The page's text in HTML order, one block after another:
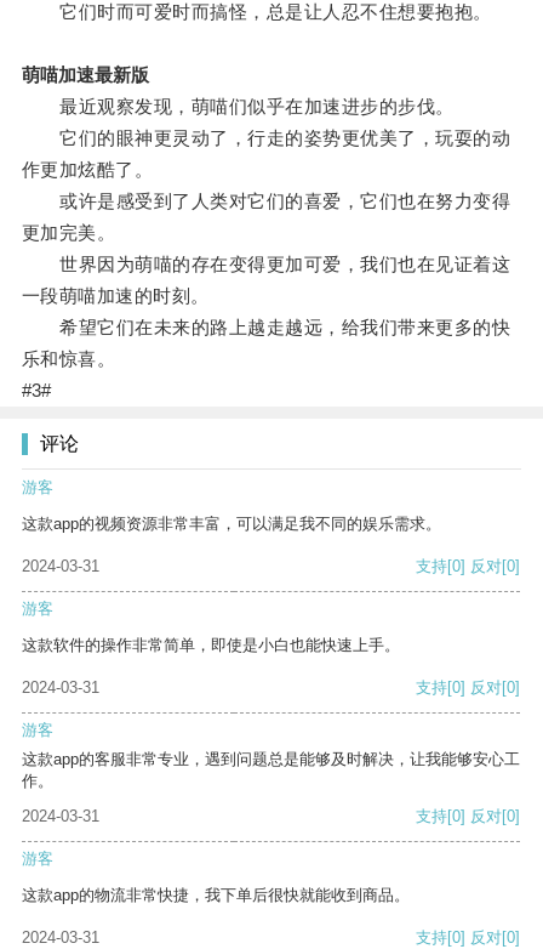
它们时而可爱时而搞怪，总是让人忍不住想要抱抱。
萌喵加速最新版
最近观察发现，萌喵们似乎在加速进步的步伐。
它们的眼神更灵动了，行走的姿势更优美了，玩耍的动
作更加炫酷了。
或许是感受到了人类对它们的喜爱，它们也在努力变得
更加完美。
世界因为萌喵的存在变得更加可爱，我们也在见证着这
一段萌喵加速的时刻。
希望它们在未来的路上越走越远，给我们带来更多的快
乐和惊喜。
#3#
评论
游客
这款app的视频资源非常丰富，可以满足我不同的娱乐需求。
2024-03-31 支持[0] 反对[0]
游客
这款软件的操作非常简单，即使是小白也能快速上手。
2024-03-31 支持[0] 反对[0]
游客
这款app的客服非常专业，遇到问题总是能够及时解决，让我能够安心工
作。
2024-03-31
支持[0] 反对[0]
游客
这款app的物流非常快捷，我下单后很快就能收到商品。
2024-03-31 支持[0] 反对[0]